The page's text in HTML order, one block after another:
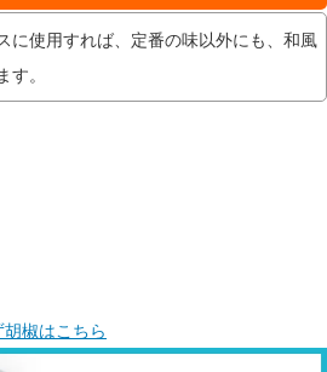
に使用すれば、定番の味以外にも、和風
。
椒はこちら